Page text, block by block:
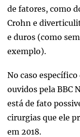
de fatores, como
Crohn e
e duros (como
exemplo).
No caso
ouvidos pela BBC
está de fato
cirurgias que ele
em 2018.